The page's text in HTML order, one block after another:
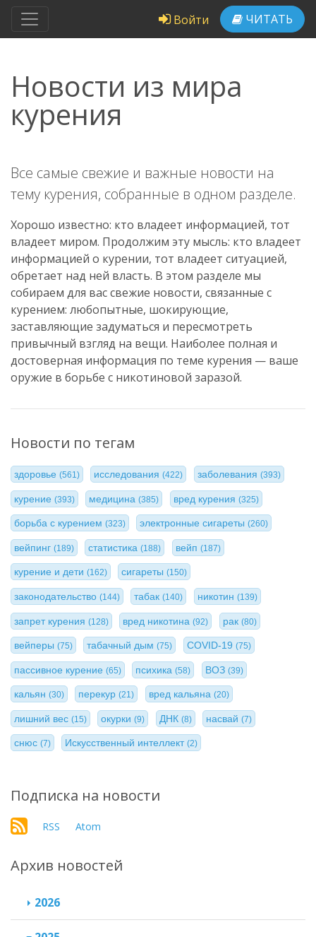
Войти ЧИТАТЬ
Новости из мира
курения
Все самые свежие и важные новости на
тему курения, собранные в одном разделе.
Хорошо известно: кто владеет информацией, тот
владеет миром. Продолжим эту мысль: кто владеет
информацией о курении, тот владеет ситуацией,
обретает над ней власть. В этом разделе мы
собираем для вас свежие новости, связанные с
курением: любопытные, шокирующие,
заставляющие задуматься и пересмотреть
привычный взгляд на вещи. Наиболее полная и
достоверная информация по теме курения — ваше
оружие в борьбе с никотиновой заразой.
Новости по тегам
здоровье (561) исследования(422) заболевания (393)
курение (393) медицина(385) вред курения (325)
борьба с курением (323) электронные сигареты(260)
вейпинг (189) статистика(188) вейп (187)
курение и дети (162) сигареты(150)
законодательство (144) табак(140) никотин (139)
запрет курения (128) вред никотина(92) рак (80)
вейперы (75) табачный дым(75) COVID-19 (75)
пассивное курение (65) психика(58) ВОЗ (39)
кальян (30) перекур(21) вред кальяна (20)
лишний вес (15) окурки(9) ДНК (8) насвай(7)
снюс (7) Искусственный интеллект(2)
Подписка на новости
RSS Atom
Архив новостей
2026